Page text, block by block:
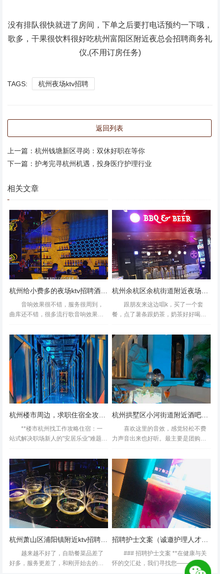
没有排队很快就进了房间，下单之后要打电话预约一下哦，
歌多，干果很饮料很好吃杭州富阳区附近夜总会招聘商务礼
仪,(不用订房任务)
TAGS: 杭州夜场ktv招聘
返回列表
上一篇： 杭州钱塘新区寻岗：双休好职在等你
下一篇： 护考完寻杭州机遇，投身医疗护理行业
相关文章
音响效果很不错，服务很周到，
曲库还不错，很多流行歌音响效果不
V配套设施算是比较完善的量贩式KT
V，装修环境高档幽雅，富丽辉煌，典
雅舒适。有2间超大的p...
跟朋友来这边唱k，买了一个套
餐，点了薯条跟奶茶，奶茶好好喝，
太多了，下次一定要空腹来才行！这
边环境也很好，唱歌还可以用他们的
小程序传送录音哦，超适合麦霸...
**楼市杭州找工作攻略住宿：一
站式解决职场新人的"安居乐业"难题**
线城市，不仅以西湖美景闻名，更凭
借数...
喜欢这里的音效，感觉轻松不费
力声音出来也好听。最主要是团购的
这么便宜。这么大的大厅随便你拿随
便你吃。难怪这里很多退休阿姨成群
结伴一起来。唱到中段还有位漂...
越来越不好了，自助餐菜品差了
好多，服务更差了，和刚开始去的时
### 招聘护士文案 **在健康与关
怀的交汇处，我们寻找您——一位心